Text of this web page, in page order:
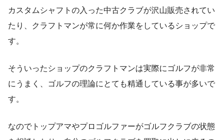
カスタムシャフトの入った中古クラブが沢山販売されてい
たり、クラフトマンが常に何か作業をしているショップで
す。
そういったショップのクラフトマンは実際にゴルフが非常
にうまく、ゴルフの理論にとても精通している事が多いで
す。
なのでトップアマやプロゴルファーがゴルフクラブの状態